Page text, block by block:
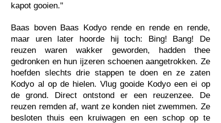
kapot gooien."
Baas boven Baas Kodyo rende en rende en rende,
maar uren later hoorde hij toch: Bing! Bang! De
reuzen waren wakker geworden, hadden thee
gedronken en hun ijzeren schoenen aangetrokken. Ze
hoefden slechts drie stappen te doen en ze zaten
Kodyo al op de hielen. Vlug gooide Kodyo een ei op
de grond. Direct ontstond er een reuzenzee. De
reuzen remden af, want ze konden niet zwemmen. Ze
besloten thuis een kruiwagen en een schop op te